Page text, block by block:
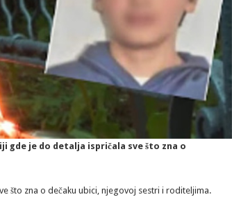
gde je do detalja ispričala sve što zna o
što zna o dečaku ubici, njegovoj sestri i roditeljima.